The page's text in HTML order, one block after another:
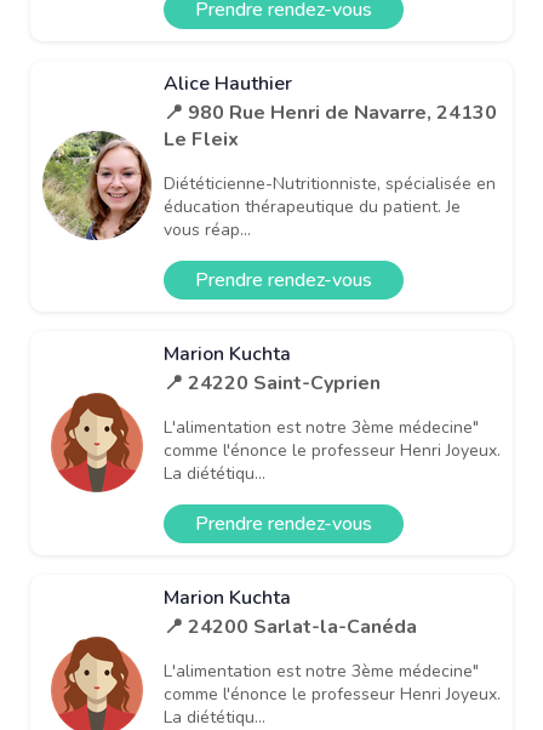
Prendre rendez-vous
Alice Hauthier
📍 980 Rue Henri de Navarre, 24130
Le Fleix
Diététicienne-Nutritionniste, spécialisée en
éducation thérapeutique du patient. Je
vous réap...
Prendre rendez-vous
Marion Kuchta
📍 24220 Saint-Cyprien
L'alimentation est notre 3ème médecine"
comme l'énonce le professeur Henri Joyeux.
La diététiqu...
Prendre rendez-vous
Marion Kuchta
📍 24200 Sarlat-la-Canéda
L'alimentation est notre 3ème médecine"
comme l'énonce le professeur Henri Joyeux.
La diététiqu...